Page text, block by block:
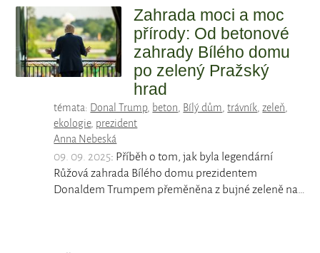
Zahrada moci a moc
přírody: Od betonové
zahrady Bílého domu
po zelený Pražský
hrad
témata: Donal Trump, beton Bílý dům ,trávník ,zeleň
ekologie, prezident
Anna Nebeská
09. 09. 2025: Příběh o tom, jak byla legendární
Růžová zahrada Bílého domu prezidentem
Donaldem Trumpem přeměněna z bujné zeleně na…